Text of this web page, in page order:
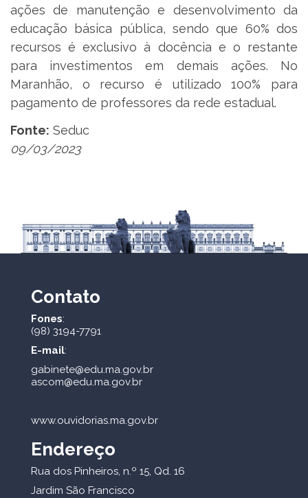
ações de manutenção e desenvolvimento da
educação básica pública, sendo que 60% dos
recursos é exclusivo à docência e o restante
para investimentos em demais ações. No
Maranhão, o recurso é utilizado 100% para
pagamento de professores da rede estadual.
Fonte: Seduc
09/03/2023
Contato
Fones:
(98) 3194-7791
E-mail:
gabinete@edu.ma.gov.br
ascom@edu.ma.gov.br
www.ouvidorias.ma.gov.br
Endereço
Rua dos Pinheiros, n.º 15, Qd. 16
Jardim São Francisco